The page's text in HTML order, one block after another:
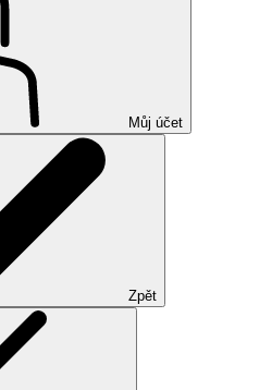
Můj účet
Zpět